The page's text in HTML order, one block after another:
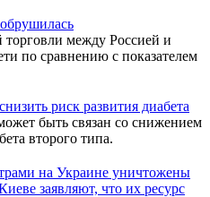
торговли между Россией и
по сравнению с показателем
риск развития диабета
быть связан со снижением
второго типа.
на Украине уничтожены
заявляют, что их ресурс